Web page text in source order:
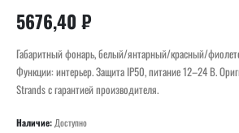
5676,40 ₽
Габаритный фонарь, белый/янтарный/красный/
Функции: интерьер. Защита IP50, питание 12–24 В.
Strands с гарантией производителя.
Наличие: Доступно